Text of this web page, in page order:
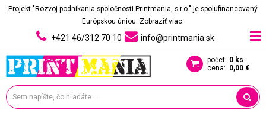
Projekt "Rozvoj podnikania spoločnosti Printmania, s.r.o." je spolufinancovaný
Európskou úniou. Zobraziť viac.
+421 46/312 70 10 info@printmania.sk
počet: 0 ks
cena: 0,00 €